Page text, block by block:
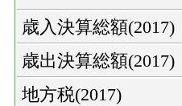
歳入決算総額(2017)
歳出決算総額(2017)
地方税(2017)